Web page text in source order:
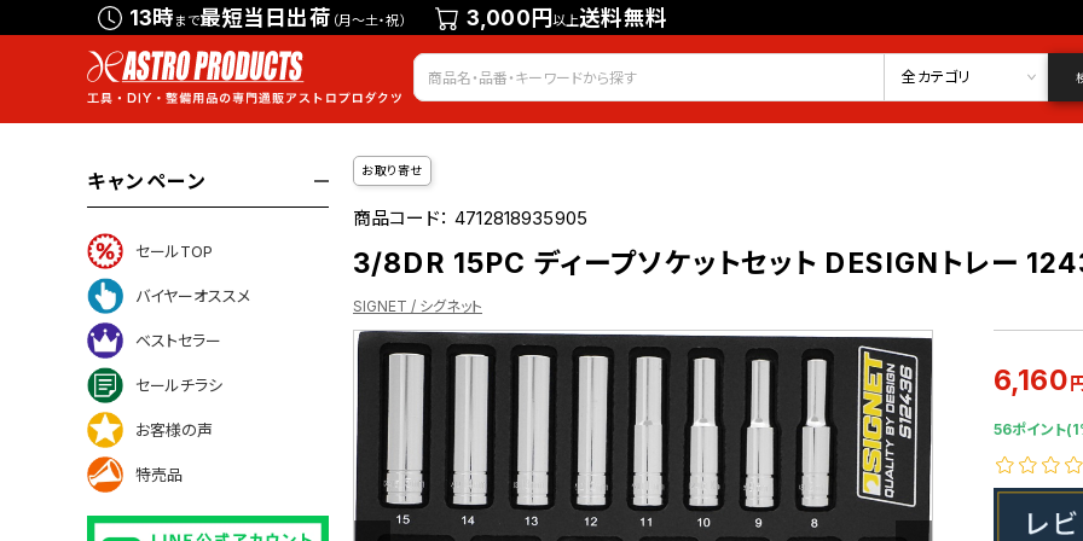
13時まで最短当日出荷 （月～土・祝） 3,000円以上送料無料
会員登録 ログイン
お気に入り
全カテゴリ
キャンペーン
セールTOP
バイヤーオススメ
ベストセラー
セールチラシ
お客様の声
特売品
お取り寄せ
商品コード：4712818935905
3/8DR 15PC ディープソケットセット DESIGNトレー
SIGNET / シグネット
6,160
56ポイント